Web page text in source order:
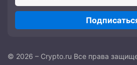
© 2026 – Crypto.ru Все права